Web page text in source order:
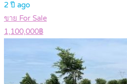
2 ปี ago
ขาย For Sale
1,100,000฿